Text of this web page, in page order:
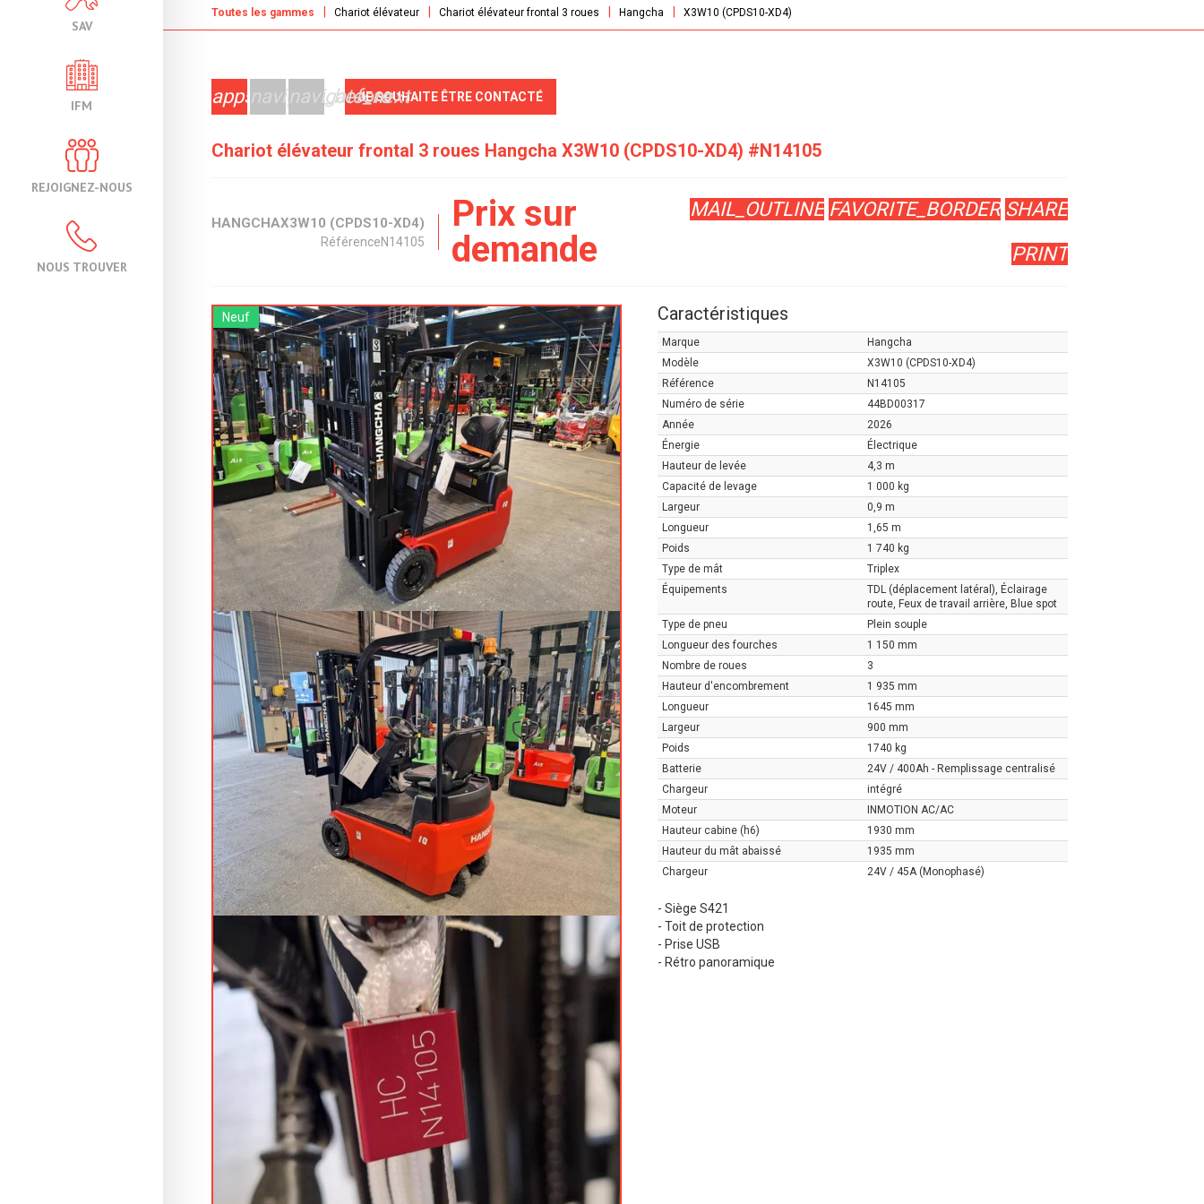
SAV
IFM
REJOIGNEZ-NOUS
NOUS TROUVER
Toutes les gammes Chariot élévateur Chariot élévateur frontal 3 roues Hangcha X3W10 (CPDS10-XD4)
Chariot élévateur frontal 3 roues Hangcha X3W10 (CPDS10-XD4) #N14105
appsnavigate_before
navigate_nextJE SOUHAITE ÊTRE CONTACTÉ
Neuf
HANGCHAX3W10 (CPDS10-XD4)
RéférenceN14105
Prix sur
demande
FAVORITE_BORDER
MAIL_OUTLINE
SHARE
PRINT
Caractéristiques
Marque
Hangcha
Modèle
X3W10 (CPDS10-XD4)
Référence
N14105
Numéro de série
44BD00317
Année
2026
Énergie
Électrique
Hauteur de levée
4,3 m
Capacité de levage
1 000 kg
Largeur
0,9 m
Longueur
1,65 m
Poids
1 740 kg
Type de mât
Triplex
Équipements
TDL (déplacement latéral), Éclairage
route, Feux de travail arrière, Blue spot
Type de pneu
Plein souple
Longueur des fourches
1 150 mm
Nombre de roues
3
Hauteur d'encombrement
1 935 mm
Longueur
1645 mm
Largeur
900 mm
Poids
1740 kg
Batterie
24V / 400Ah - Remplissage centralisé
Chargeur
intégré
Moteur
INMOTION AC/AC
Hauteur cabine (h6)
1930 mm
Hauteur du mât abaissé
1935 mm
Chargeur
24V / 45A (Monophasé)
- Siège S421
- Toit de protection
- Prise USB
- Rétro panoramique